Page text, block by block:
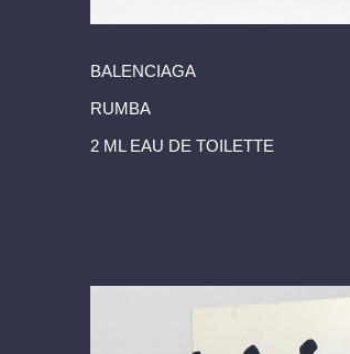
BALENCIAGA
RUMBA
2 ML EAU DE TOILETTE